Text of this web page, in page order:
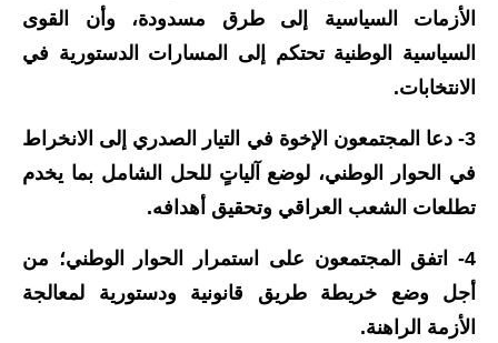
المرحلة المتوسطة
المرحلة الاعدادية
مواضيع انشاء
المرحلة الابتدائية
المرحلة المتوسطة
المرحلة الاعدادية
الأزمات السياسية إلى طرق مسدودة، وأن القوى
السياسية الوطنية تحتكم إلى المسارات الدستورية في
الانتخابات.
3- دعا المجتمعون الإخوة في التيار الصدري إلى الانخراط
في الحوار الوطني، لوضع آلياتٍ للحل الشامل بما يخدم
تطلعات الشعب العراقي وتحقيق أهدافه.
4- اتفق المجتمعون على استمرار الحوار الوطني؛ من
أجل وضع خريطة طريق قانونية ودستورية لمعالجة
الأزمة الراهنة.